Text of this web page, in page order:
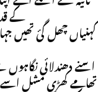
کے
کہنیاں چھل گئ تھیں
اسنے دھندلائی نگاہوں
تھامے کھڑی مشل اسے